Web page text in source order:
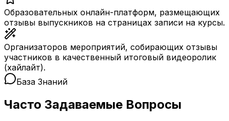
Образовательных онлайн-платформ, размещающих
отзывы выпускников на страницах записи на курсы.
Организаторов мероприятий, собирающих отзывы
участников в качественный итоговый видеоролик
(хайлайт).
База Знаний
Часто Задаваемые Вопросы